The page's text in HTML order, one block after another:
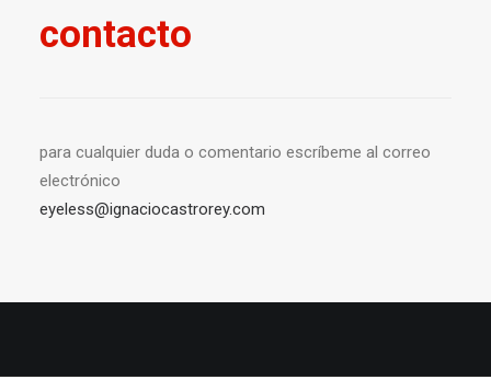
contacto
para cualquier duda o comentario escríbeme al correo
electrónico
eyeless@ignaciocastrorey.com